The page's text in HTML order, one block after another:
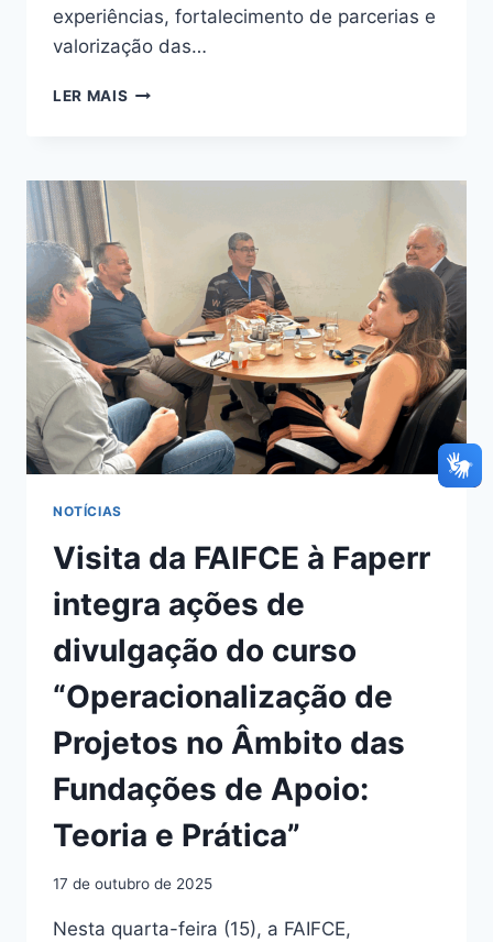
experiências, fortalecimento de parcerias e
valorização das…
LER MAIS
NOTÍCIAS
Visita da FAIFCE à Faperr
integra ações de
divulgação do curso
“Operacionalização de
Projetos no Âmbito das
Fundações de Apoio:
Teoria e Prática”
17 de outubro de 2025
Nesta quarta-feira (15), a FAIFCE,